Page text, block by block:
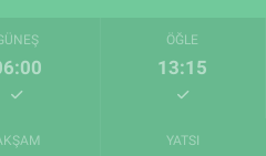
ÖĞLE
13:15
YATSI